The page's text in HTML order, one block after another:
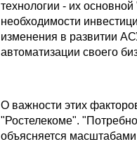
технологии - их
необходимости
изменения в развитии
автоматизации своего
О важности этих
"Ростелекоме".
объясняется